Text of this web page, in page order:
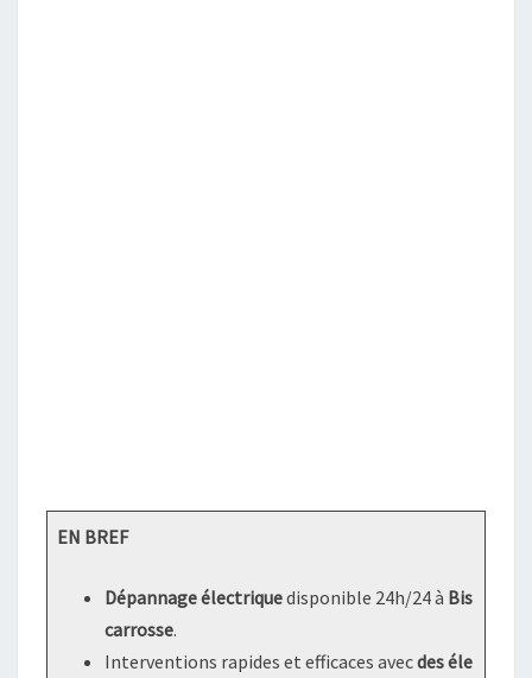
EN BREF
Dépannage électriquedisponible 24h/24 à Bis
carrosse.
Interventions rapides et efficaces avecdes éle